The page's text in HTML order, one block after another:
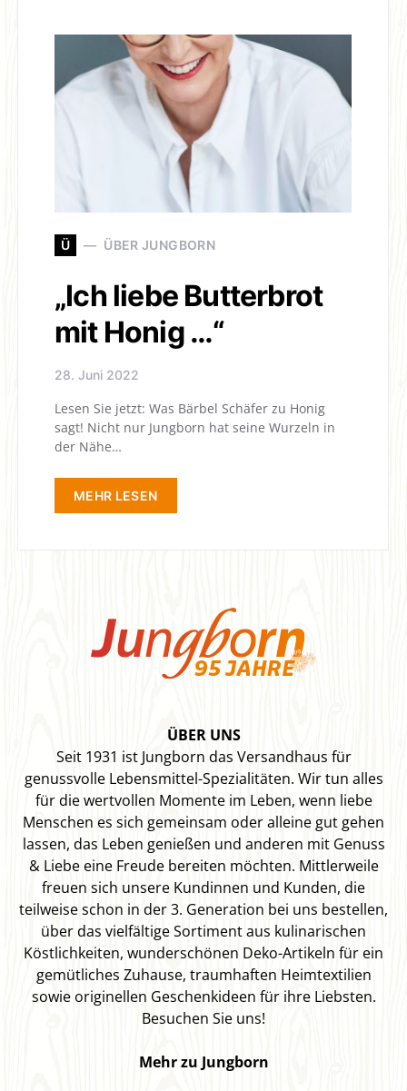
Ü ÜBER JUNGBORN
„Ich liebe Butterbrot
mit Honig …“
28. Juni 2022
Lesen Sie jetzt: Was Bärbel Schäfer zu Honig
sagt! Nicht nur Jungborn hat seine Wurzeln in
der Nähe…
MEHR LESEN
ÜBER UNS
Seit 1931 ist Jungborn das Versandhaus für
genussvolle Lebensmittel-Spezialitäten. Wir tun alles
für die wertvollen Momente im Leben, wenn liebe
Menschen es sich gemeinsam oder alleine gut gehen
lassen, das Leben genießen und anderen mit Genuss
& Liebe eine Freude bereiten möchten. Mittlerweile
freuen sich unsere Kundinnen und Kunden, die
teilweise schon in der 3. Generation bei uns bestellen,
über das vielfältige Sortiment aus kulinarischen
Köstlichkeiten, wunderschönen Deko-Artikeln für ein
gemütliches Zuhause, traumhaften Heimtextilien
sowie originellen Geschenkideen für ihre Liebsten.
Besuchen Sie uns!
Mehr zu Jungborn